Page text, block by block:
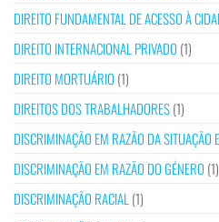
DIREITO FUNDAMENTAL DE ACESSO À
DIREITO INTERNACIONAL PRIVADO (1)
DIREITO MORTUÁRIO (1)
DIREITOS DOS TRABALHADORES(1)
DISCRIMINAÇÃO EM RAZÃO DA SITUAÇÃO
DISCRIMINAÇÃO EM RAZÃO DO GÉNERO (1)
DISCRIMINAÇÃO RACIAL (1)